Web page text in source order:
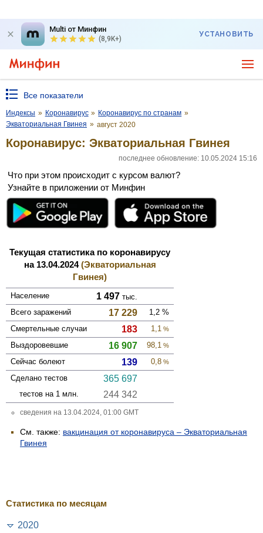
Multi от Минфин
(8,9K+)
УСТАНОВИТЬ
Все показатели
Индексы » Коронавирус » Коронавирус по странам »
Экваториальная Гвинея » август 2020
Коронавирус: Экваториальная Гвинея
последнее обновление: 10.05.2024 15:16
Что при этом происходит с курсом валют?
Узнайте в приложении от Минфин
Текущая статистика по коронавирусу
на 13.04.2024(Экваториальная
Гвинея)
Население 1 497 тыс.
Всего зара­жений
17 229 1,2 %
Смер­тельные случаи
183 1,1 %
Выздоро­вевшие 16 907 98,1 %
Сейчас болеют 139 0,8 %
Сделано тестов 365 697
тестов на 1 млн. 244 342
сведения на 13.04.2024, 01:00 GMT
См. также: вакцинация от коронавируса – Экваториальная
Гвинея
Статистика по месяцам
2020